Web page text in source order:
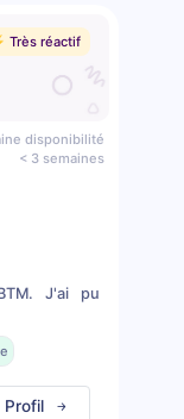
Très réactif
disponibilité
< 3 semaines
J'ai pu
Profil